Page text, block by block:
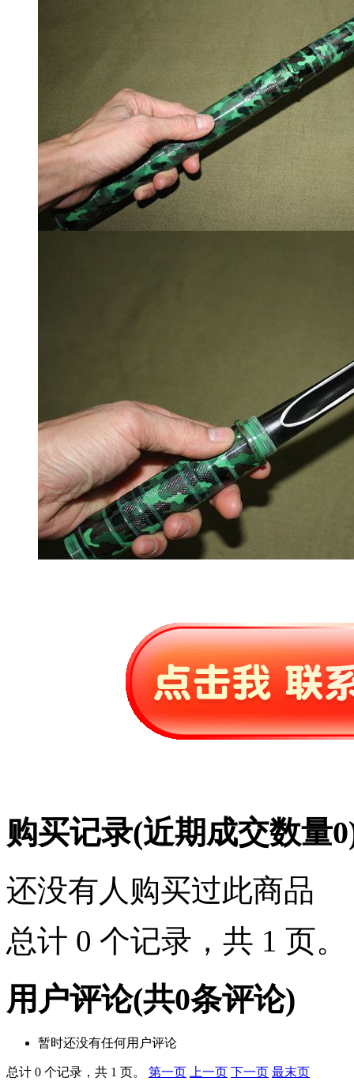
购买记录(近期成交数量0
还没有人购买过此商品
总计 0 个记录，共 1 页。
用户评论(共0条评论)
暂时还没有任何用户评论
总计 0 个记录，共 1 页。 第一页 上一页 下一页 最末页